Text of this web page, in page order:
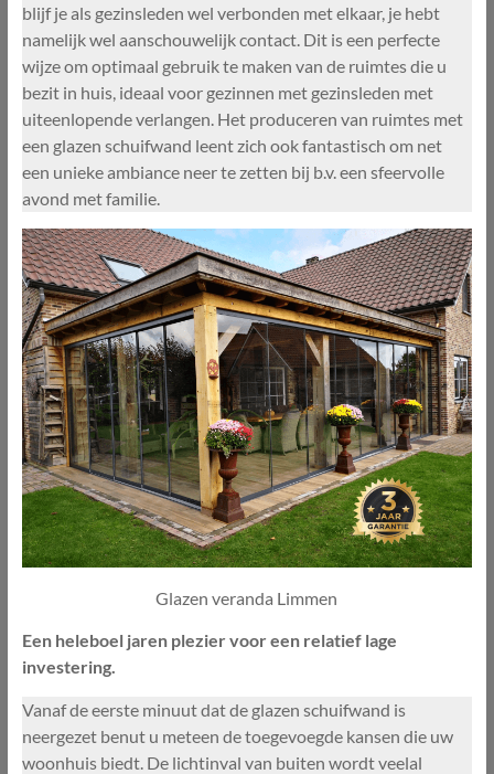
blijf je als gezinsleden wel verbonden met elkaar, je hebt
namelijk wel aanschouwelijk contact. Dit is een perfecte
wijze om optimaal gebruik te maken van de ruimtes die u
bezit in huis, ideaal voor gezinnen met gezinsleden met
uiteenlopende verlangen. Het produceren van ruimtes met
een glazen schuifwand leent zich ook fantastisch om net
een unieke ambiance neer te zetten bij b.v. een sfeervolle
avond met familie.
Glazen veranda Limmen
Een heleboel jaren plezier voor een relatief lage
investering.
Vanaf de eerste minuut dat de glazen schuifwand is
neergezet benut u meteen de toegevoegde kansen die uw
woonhuis biedt. De lichtinval van buiten wordt veelal